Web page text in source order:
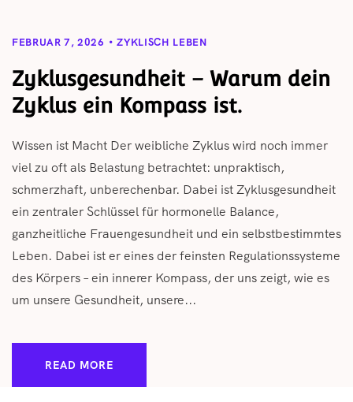
FEBRUAR 7, 2026 ZYKLISCH LEBEN
Zyklusgesundheit – Warum dein
Zyklus ein Kompass ist.
Wissen ist Macht Der weibliche Zyklus wird noch immer
viel zu oft als Belastung betrachtet: unpraktisch,
schmerzhaft, unberechenbar. Dabei ist Zyklusgesundheit
ein zentraler Schlüssel für hormonelle Balance,
ganzheitliche Frauengesundheit und ein selbstbestimmtes
Leben. Dabei ist er eines der feinsten Regulationssysteme
des Körpers – ein innerer Kompass, der uns zeigt, wie es
um unsere Gesundheit, unsere...
READ MORE